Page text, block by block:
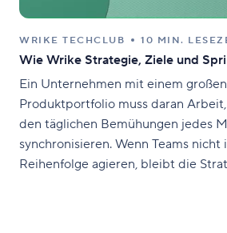
WRIKE TECHCLUB 10 MIN.
Wie Wrike Strategie, Ziele und
Ein Unternehmen mit einem
Produktportfolio muss daran
den täglichen Bemühungen jedes
synchronisieren. Wenn Teams
Reihenfolge agieren, bleibt die